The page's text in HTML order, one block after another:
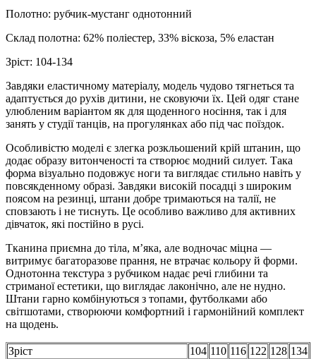
Полотно: рубчик-мустанг однотонний
Склад полотна: 62% поліестер, 33% віскоза, 5% еластан
Зріст: 104-134
Завдяки еластичному матеріалу, модель чудово тягнеться та
адаптується до рухів дитини, не сковуючи їх. Цей одяг стане
улюбленим варіантом як для щоденного носіння, так і для
занять у студії танців, на прогулянках або під час поїздок.
Особливістю моделі є злегка розкльошений крій штанин, що
додає образу витонченості та створює модний силует. Така
форма візуально подовжує ноги та виглядає стильно навіть у
повсякденному образі. Завдяки високій посадці з широким
поясом на резинці, штани добре тримаються на талії, не
сповзають і не тиснуть. Це особливо важливо для активних
дівчаток, які постійно в русі.
Тканина приємна до тіла, м’яка, але водночас міцна —
витримує багаторазове прання, не втрачає кольору й форми.
Однотонна текстура з рубчиком надає речі глибини та
стриманої естетики, що виглядає лаконічно, але не нудно.
Штани гарно комбінуються з топами, футболками або
світшотами, створюючи комфортний і гармонійний комплект
на щодень.
Зріст 104 110 116 122 128 134